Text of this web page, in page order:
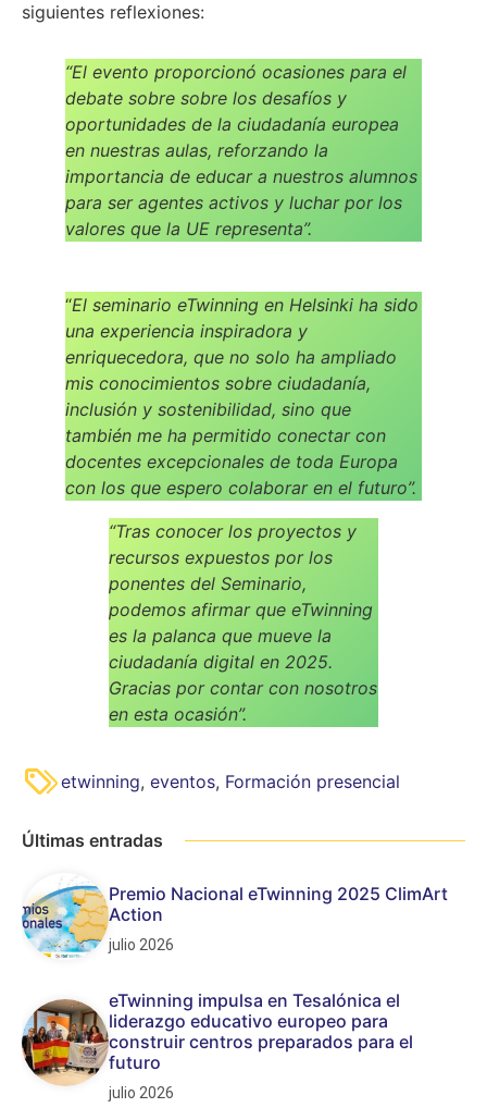
siguientes reflexiones:
“El evento proporcionó ocasiones para el
debate sobre sobre los desafíos y
oportunidades de la ciudadanía europea
en nuestras aulas, reforzando la
importancia de educar a nuestros alumnos
para ser agentes activos y luchar por los
valores que la UE representa”.
“El seminario eTwinning en Helsinki ha sido
una experiencia inspiradora y
enriquecedora, que no solo ha ampliado
mis conocimientos sobre ciudadanía,
inclusión y sostenibilidad, sino que
también me ha permitido conectar con
docentes excepcionales de toda Europa
con los que espero colaborar en el futuro”.
“Tras conocer los proyectos y
recursos expuestos por los
ponentes del Seminario,
podemos afirmar que eTwinning
es la palanca que mueve la
ciudadanía digital en 2025.
Gracias por contar con nosotros
en esta ocasión”.
etwinning, eventos, Formación presencial
Últimas entradas
Premio Nacional eTwinning 2025 ClimArt
Action
julio 2026
eTwinning impulsa en Tesalónica el
liderazgo educativo europeo para
construir centros preparados para el
futuro
julio 2026